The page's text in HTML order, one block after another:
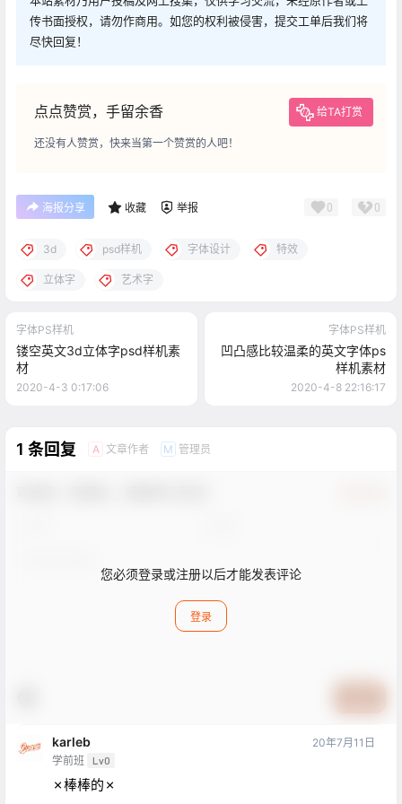
传书面授权，请勿作商用。如您的权利被侵害，提交工单后我们将
尽快回复！
点点赞赏，手留余香 给TA打赏
还没有人赞赏，快来当第一个赞赏的人吧！
海报分享 收藏 举报 0 0
3d psd样机 字体设计 特效
立体字 艺术字
字体PS样机
镂空英文3d立体字psd样机素
材
2020-4-3 0:17:06
字体PS样机
凹凸感比较温柔的英文字体ps
样机素材
2020-4-8 22:16:17
1 条回复 A 文章作者 M 管理员
您必须登录或注册以后才能发表评论
登录
karleb
学前班 Lv0
20年7月11日
✗棒棒的✗